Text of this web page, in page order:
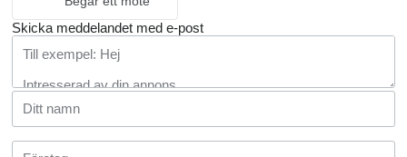
Skicka meddelandet med e-post